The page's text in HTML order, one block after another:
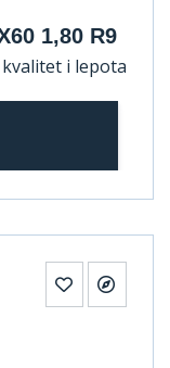
1,80 R9
i lepota